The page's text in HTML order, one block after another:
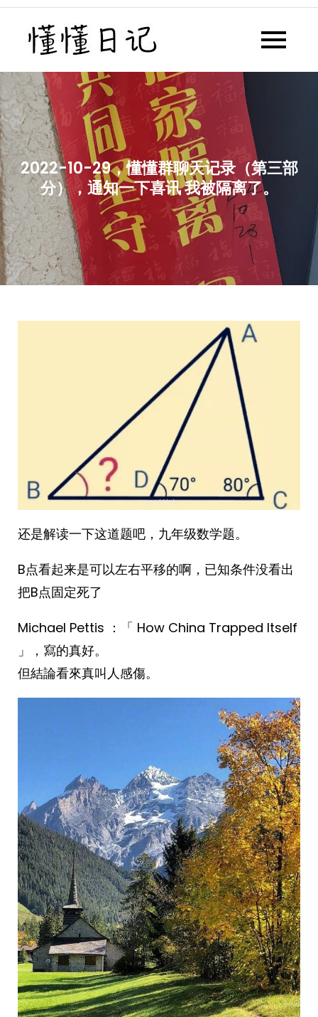
Skip
content
懂懂日记网每天同步更新懂懂学
2022-10-29，懂懂群聊天记录（第三部
分），通知一下喜讯 我被隔离了。
还是解读一下这道题吧，九年级数学题。
B点看起来是可以左右平移的啊，已知条件没看出
把B点固定死了
Michael Pettis ：「 How China Trapped Itself
」，寫的真好。
但結論看來真叫人感傷。 ​​​